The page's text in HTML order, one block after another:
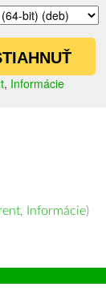
, Informácie
, Informácie)